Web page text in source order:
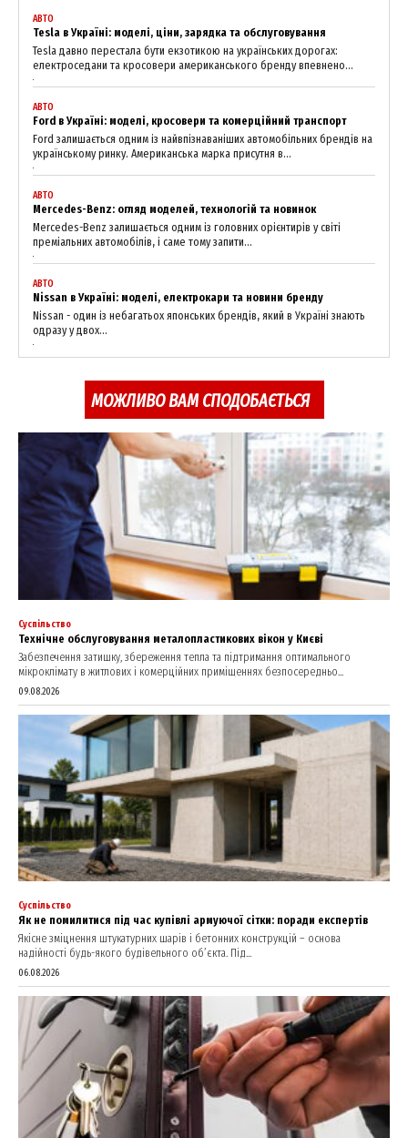
News Week
Magazine PRO
SUBSCRIBE NOW
Company
Contact us
АВТО
Tesla в Україні: моделі, ціни, зарядка та обслуговування
Tesla давно перестала бути екзотикою на українських дорогах:
електроседани та кросовери американського бренду впевнено...
АВТО
Ford в Україні: моделі, кросовери та комерційний транспорт
Ford залишається одним із найвпізнаваніших автомобільних брендів на
українському ринку. Американська марка присутня в...
АВТО
Mercedes-Benz: огляд моделей, технологій та новинок
Mercedes-Benz залишається одним із головних орієнтирів у світі
преміальних автомобілів, і саме тому запити...
АВТО
Nissan в Україні: моделі, електрокари та новини бренду
Nissan - один із небагатьох японських брендів, який в Україні знають
одразу у двох...
МОЖЛИВО ВАМ СПОДОБАЄТЬСЯ
Суспільство
Технічне обслуговування металопластикових вікон у Києві
Забезпечення затишку, збереження тепла та підтримання оптимального
мікроклімату в житлових і комерційних приміщеннях безпосередньо...
09.08.2026
Суспільство
Як не помилитися під час купівлі армуючої сітки: поради експертів
Якісне зміцнення штукатурних шарів і бетонних конструкцій – основа
надійності будь-якого будівельного об’єкта. Під...
06.08.2026